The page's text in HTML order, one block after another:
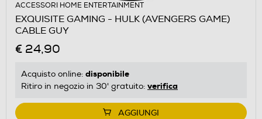
ACCESSORI HOME ENTERTAINMENT
EXQUISITE GAMING - HULK (AVENGERS GAME)
CABLE GUY
€ 24,90
Acquisto online: disponibile
Ritiro in negozio in 30' gratuito: verifica
AGGIUNGI